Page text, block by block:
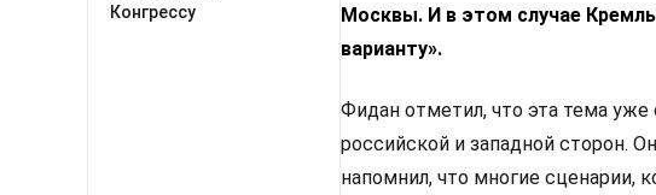
Конгрессу
Москвы. И в этом случае
варианту».
Фидан отметил, что эта тема
российской и западной сторон.
напомнил, что многие